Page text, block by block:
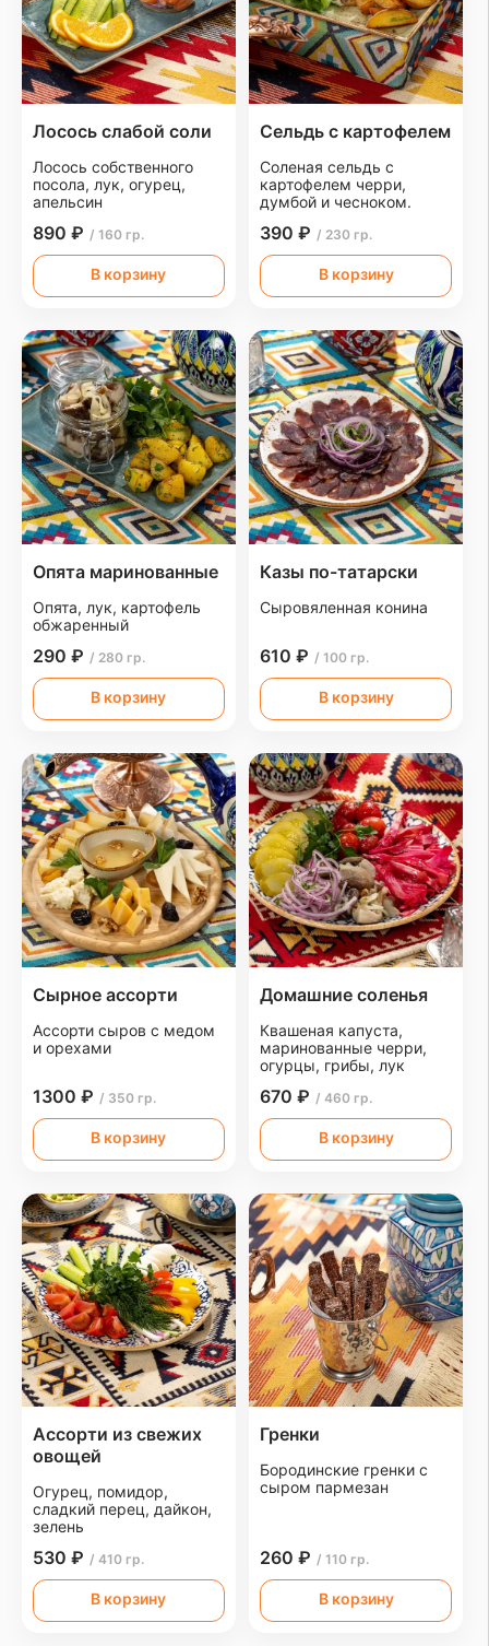
Лосось слабой соли
Лосось собственного
посола, лук, огурец,
апельсин
890 ₽ / 160 гр.
В корзину
Сельдь с картофелем
Соленая сельдь с
картофелем черри,
думбой и чесноком.
390 ₽ / 230 гр.
В корзину
Опята маринованные
Опята, лук, картофель
обжаренный
290 ₽ / 280 гр.
В корзину
Казы по-татарски
Сыровяленная конина
610 ₽ / 100 гр.
В корзину
Сырное ассорти
Ассорти сыров с медом
и орехами
1300 ₽ / 350 гр.
В корзину
Домашние соленья
Квашеная капуста,
маринованные черри,
огурцы, грибы, лук
670 ₽ / 460 гр.
В корзину
Ассорти из свежих
овощей
Огурец, помидор,
сладкий перец, дайкон,
зелень
530 ₽ / 410 гр.
В корзину
Гренки
Бородинские гренки с
сыром пармезан
260 ₽ / 110 гр.
В корзину